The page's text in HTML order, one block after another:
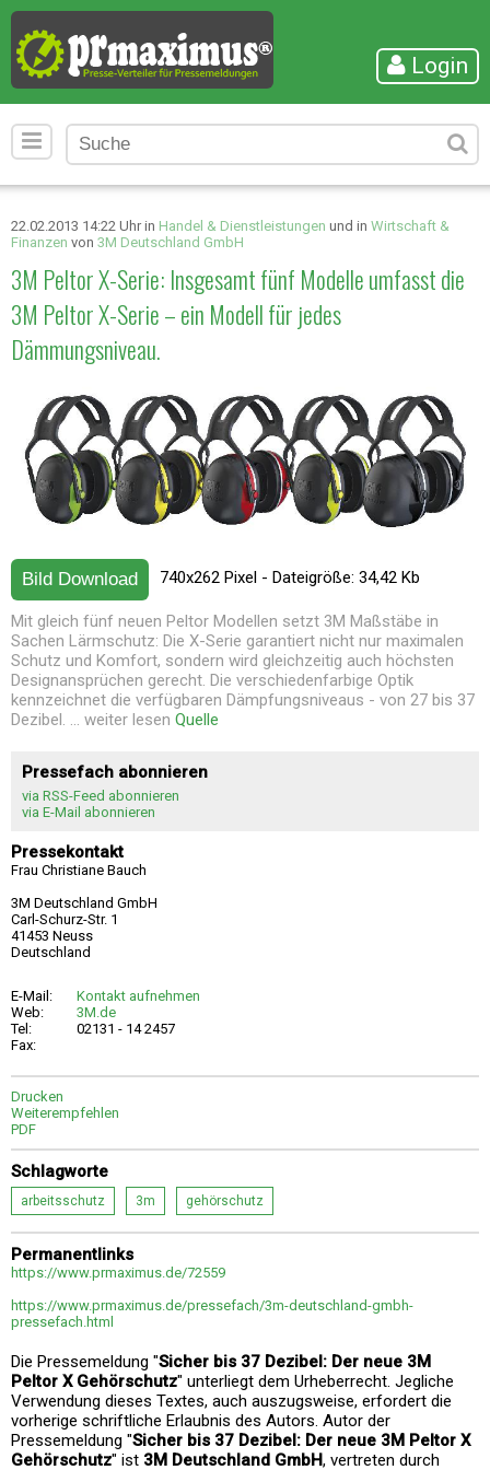
Login
22.02.2013 14:22 Uhr in Handel & Dienstleistungen und in Wirtschaft &
Finanzen von 3M Deutschland GmbH
3M Peltor X-Serie: Insgesamt fünf Modelle umfasst die
3M Peltor X-Serie – ein Modell für jedes
Dämmungsniveau.
Bild Download 740x262 Pixel - Dateigröße: 34,42 Kb
Mit gleich fünf neuen Peltor Modellen setzt 3M Maßstäbe in
Sachen Lärmschutz: Die X-Serie garantiert nicht nur maximalen
Schutz und Komfort, sondern wird gleichzeitig auch höchsten
Designansprüchen gerecht. Die verschiedenfarbige Optik
kennzeichnet die verfügbaren Dämpfungsniveaus - von 27 bis 37
Dezibel. ... weiter lesen Quelle
Pressefach abonnieren
via RSS-Feed abonnieren
via E-Mail abonnieren
Pressekontakt
Frau Christiane Bauch
3M Deutschland GmbH
Carl-Schurz-Str. 1
41453 Neuss
Deutschland
E-Mail:
Kontakt aufnehmen
Web:
3M.de
Tel:
02131 - 14 2457
Fax:
Drucken
Weiterempfehlen
PDF
Schlagworte
arbeitsschutz 3m gehörschutz
Permanentlinks
https://www.prmaximus.de/72559
https://www.prmaximus.de/pressefach/3m-deutschland-gmbh-
pressefach.html
Die Pressemeldung "Sicher bis 37 Dezibel: Der neue 3M
Peltor X Gehörschutz" unterliegt dem Urheberrecht. Jegliche
Verwendung dieses Textes, auch auszugsweise, erfordert die
vorherige schriftliche Erlaubnis des Autors. Autor der
Pressemeldung "Sicher bis 37 Dezibel: Der neue 3M Peltor X
Gehörschutz" ist 3M Deutschland GmbH, vertreten durch